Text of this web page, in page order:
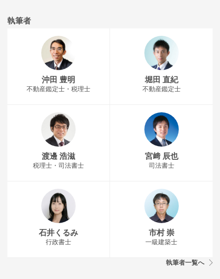
執筆者
沖田 豊明
不動産鑑定士・税理士
堀田 直紀
不動産鑑定士
渡邊 浩滋
税理士・司法書士
宮﨑 辰也
司法書士
石井くるみ
行政書士
市村 崇
一級建築士
執筆者一覧へ